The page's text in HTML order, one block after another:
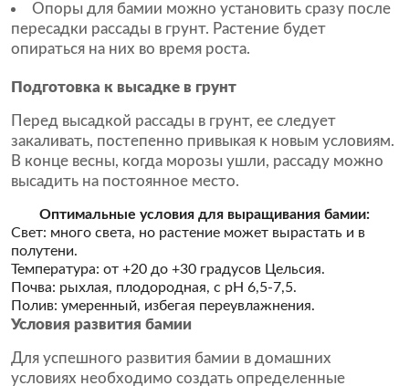
Опоры для бамии можно установить сразу после
пересадки рассады в грунт. Растение будет
опираться на них во время роста.
Подготовка к высадке в грунт
Перед высадкой рассады в грунт, ее следует
закаливать, постепенно привыкая к новым условиям.
В конце весны, когда морозы ушли, рассаду можно
высадить на постоянное место.
Оптимальные условия для выращивания бамии:
Свет: много света, но растение может вырастать и в
полутени.
Температура: от +20 до +30 градусов Цельсия.
Почва: рыхлая, плодородная, с pH 6,5-7,5.
Полив: умеренный, избегая переувлажнения.
Условия развития бамии
Для успешного развития бамии в домашних
условиях необходимо создать определенные